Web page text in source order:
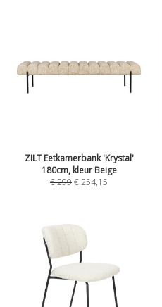
ZILT Eetkamerbank 'Krystal'
180cm, kleur Beige
€299€254,15